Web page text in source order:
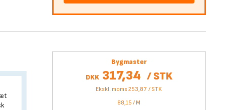
Bygmaster
DKK 317,34 /STK
Ekskl. moms 253,87 / STK
88,15 / M